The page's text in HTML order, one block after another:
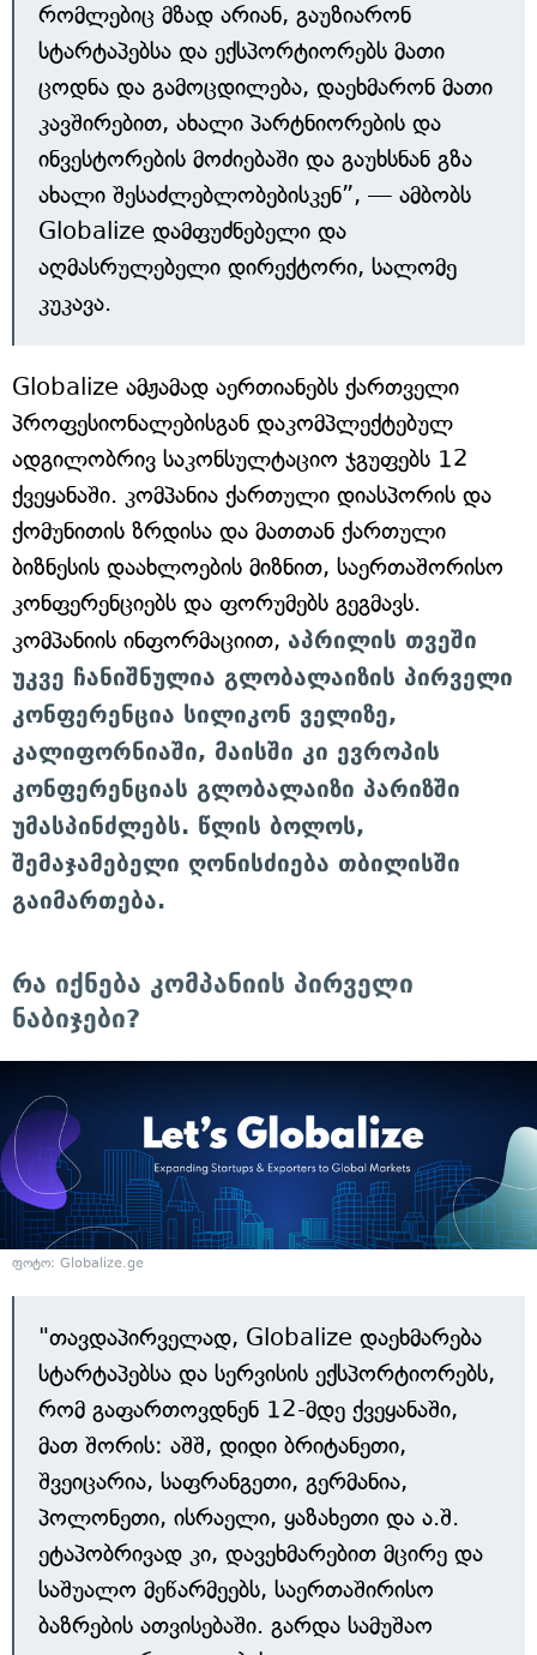
რომლებიც მზად არიან, გაუზიარონ
სტარტაპებსა და ექსპორტიორებს მათი
ცოდნა და გამოცდილება, დაეხმარონ მათი
კავშირებით, ახალი პარტნიორების და
ინვესტორების მოძიებაში და გაუხსნან გზა
ახალი შესაძლებლობებისკენ”, — ამბობს
Globalize დამფუძნებელი და
აღმასრულებელი დირექტორი, სალომე
კუკავა.
Globalize ამჟამად აერთიანებს ქართველი
პროფესიონალებისგან დაკომპლექტებულ
ადგილობრივ საკონსულტაციო ჯგუფებს 12
ქვეყანაში. კომპანია ქართული დიასპორის და
ქომუნითის ზრდისა და მათთან ქართული
ბიზნესის დაახლოების მიზნით, საერთაშორისო
კონფერენციებს და ფორუმებს გეგმავს.
კომპანიის ინფორმაციით, აპრილის თვეში
უკვე ჩანიშნულია გლობალაიზის პირველი
კონფერენცია სილიკონ ველიზე,
კალიფორნიაში, მაისში კი ევროპის
კონფერენციას გლობალაიზი პარიზში
უმასპინძლებს. წლის ბოლოს,
შემაჯამებელი ღონისძიება თბილისში
გაიმართება.
რა იქნება კომპანიის პირველი
ნაბიჯები?
ფოტო: Globalize.ge
"თავდაპირველად, Globalize დაეხმარება
სტარტაპებსა და სერვისის ექსპორტიორებს,
რომ გაფართოვდნენ 12-მდე ქვეყანაში,
მათ შორის: აშშ, დიდი ბრიტანეთი,
შვეიცარია, საფრანგეთი, გერმანია,
პოლონეთი, ისრაელი, ყაზახეთი და ა.შ.
ეტაპობრივად კი, დავეხმარებით მცირე და
საშუალო მეწარმეებს, საერთაშირისო
ბაზრების ათვისებაში. გარდა სამუშაო